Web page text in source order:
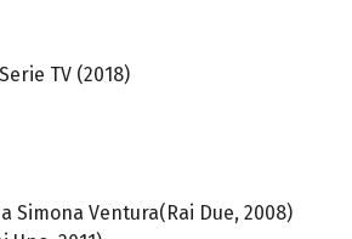
TV (2018)
Simona Ventura(Rai Due, 2008)